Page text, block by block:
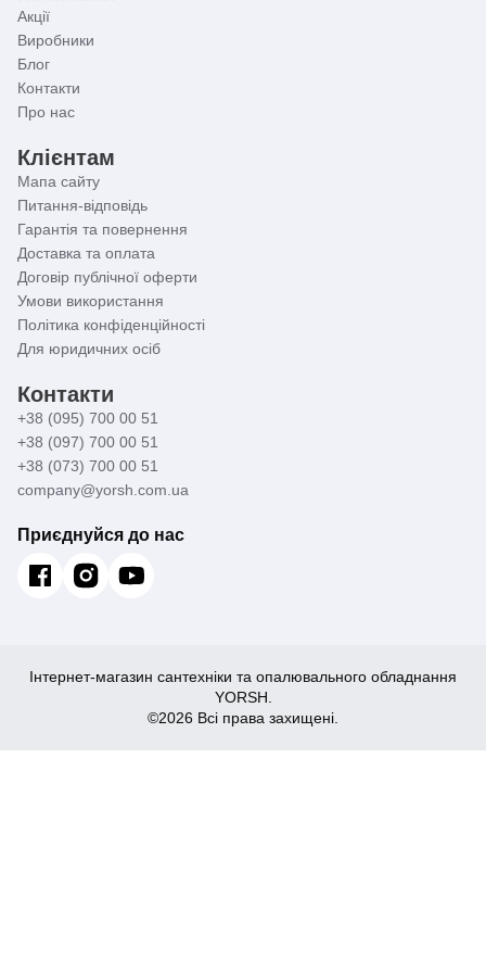
Акції
Виробники
Блог
Контакти
Про нас
Клієнтам
Мапа сайту
Питання-відповідь
Гарантія та повернення
Доставка та оплата
Договір публічної оферти
Умови використання
Політика конфіденційності
Для юридичних осіб
Контакти
+38 (095) 700 00 51
+38 (097) 700 00 51
+38 (073) 700 00 51
company@yorsh.com.ua
Приєднуйся до нас
Інтернет-магазин сантехніки та опалювального обладнання
YORSH.
©2026 Всі права захищені.